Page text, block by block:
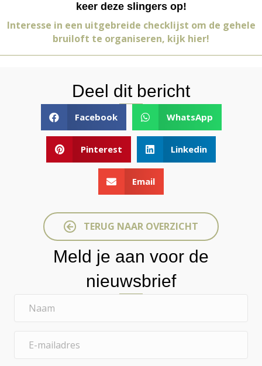
keer deze slingers op!
Interesse in een uitgebreide checklijst om de gehele
bruiloft te organiseren, kijk hier!
Deel dit bericht
Facebook WhatsApp
Pinterest Linkedin
Email
TERUG NAAR OVERZICHT
Meld je aan voor de
nieuwsbrief